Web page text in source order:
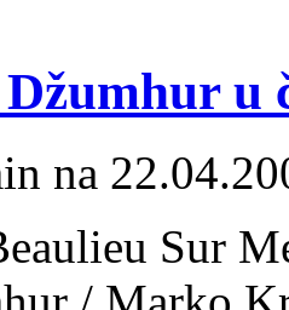
u
na
Sur